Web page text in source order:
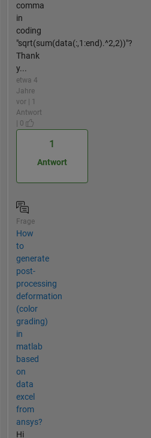
comma
in
coding
"sqrt(sum(data(:,1:end).^2,2))"?
Thank
y...
etwa 4
Jahre
vor | 1
Antwort
| 0
1
Antwort
Frage
How
to
generate
post-
processing
deformation
(color
grading)
in
matlab
based
on
data
excel
from
ansys?
Hi